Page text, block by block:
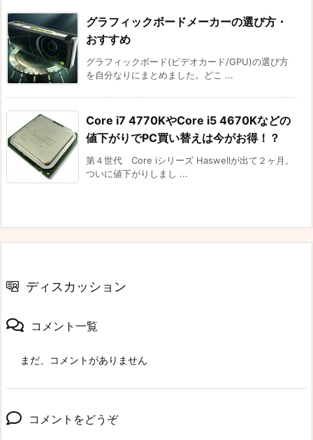
グラフィックボードメーカーの選び方・
おすすめ
グラフィックボード(ビデオカード/GPU)の選び方
を自分なりにまとめました。どこ ...
Core i7 4770KやCore i5 4670Kなどの
値下がりでPC買い替えは今がお得！？
第４世代 Core iシリーズ Haswellが出て２ヶ月。
ついに値下がりしまし ...
ディスカッション
コメント一覧
まだ、コメントがありません
コメントをどうぞ